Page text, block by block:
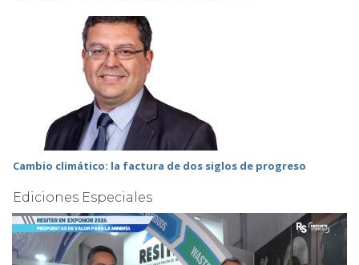
Cambio climático: la factura de dos siglos de progreso
Ediciones Especiales